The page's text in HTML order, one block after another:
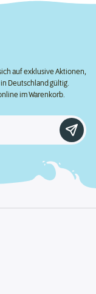
auf exklusive Aktionen,
Deutschland gültig.
im Warenkorb.